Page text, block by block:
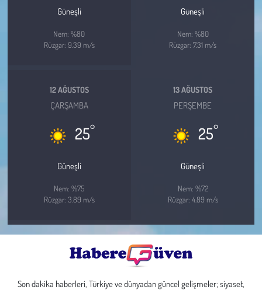
Güneşli
Nem: %80
Rüzgar: 9.39 m/s
Güneşli
Nem: %80
Rüzgar: 7.31 m/s
12 AĞUSTOS
ÇARŞAMBA
25°
Güneşli
Nem: %75
Rüzgar: 3.89 m/s
13 AĞUSTOS
PERŞEMBE
25°
Güneşli
Nem: %72
Rüzgar: 4.89 m/s
Son dakika haberleri, Türkiye ve dünyadan güncel gelişmeler; siyaset,